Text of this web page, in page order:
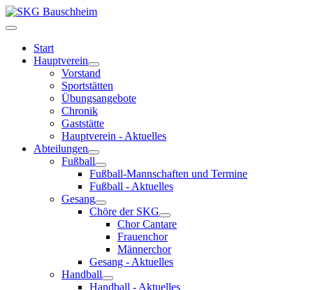
Start
Hauptverein
Vorstand
Sportstätten
Übungsangebote
Chronik
Gaststätte
Hauptverein - Aktuelles
Abteilungen
Fußball
Fußball-Mannschaften und Termine
Fußball - Aktuelles
Gesang
Chöre der SKG
Chor Cantare
Frauenchor
Männerchor
Gesang - Aktuelles
Handball
Handball - Aktuelles